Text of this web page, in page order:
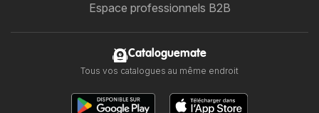
Espace professionnels B2B
Cataloguemate
Tous vos catalogues au même endroit